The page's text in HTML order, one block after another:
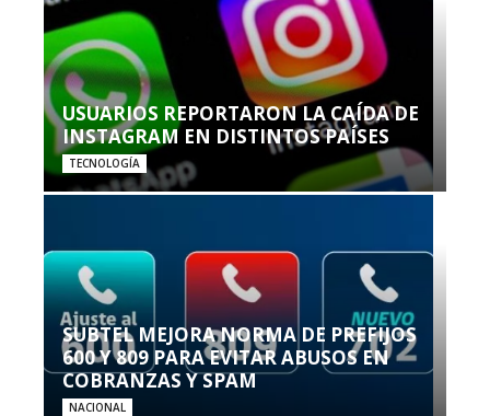
USUARIOS REPORTARON LA CAÍDA DE
INSTAGRAM EN DISTINTOS PAÍSES
TECNOLOGÍA
SUBTEL MEJORA NORMA DE PREFIJOS
600 Y 809 PARA EVITAR ABUSOS EN
COBRANZAS Y SPAM
NACIONAL